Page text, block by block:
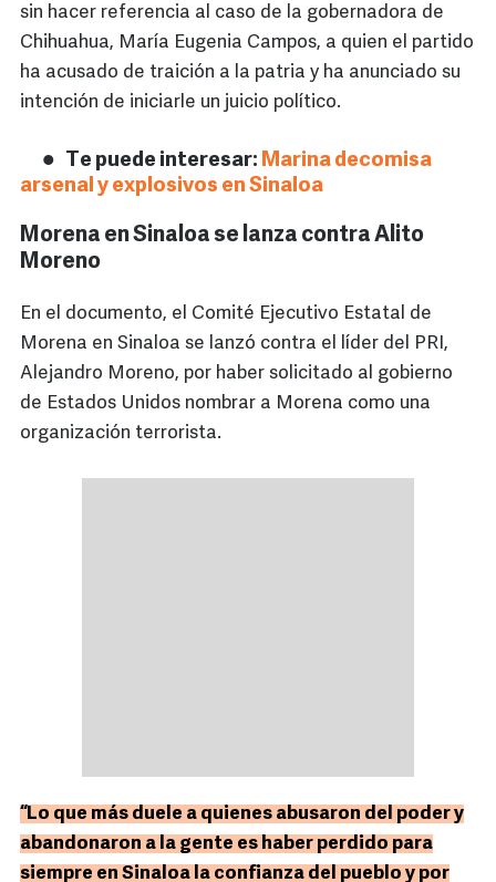
sin hacer referencia al caso de la gobernadora de
Chihuahua, María Eugenia Campos, a quien el partido
ha acusado de traición a la patria y ha anunciado su
intención de iniciarle un juicio político.
Te puede interesar: Marina decomisa
arsenal y explosivos en Sinaloa
Morena en Sinaloa se lanza contra Alito
Moreno
En el documento, el Comité Ejecutivo Estatal de
Morena en Sinaloa se lanzó contra el líder del PRI,
Alejandro Moreno, por haber solicitado al gobierno
de Estados Unidos nombrar a Morena como una
organización terrorista.
“Lo que más duele a quienes abusaron del poder y
abandonaron a la gente es haber perdido para
siempre en Sinaloa la confianza del pueblo y por